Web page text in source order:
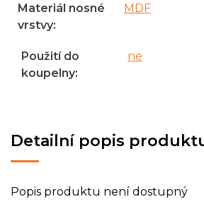
Detailní popis
Popis produktu není dostupný
Materiál nosné
vrstvy:
MDF
Použití do
koupelny:
ne